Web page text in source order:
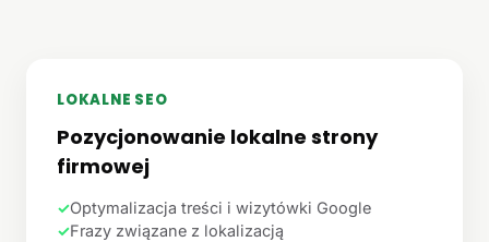
LOKALNE SEO
Pozycjonowanie lokalne strony
firmowej
✓Optymalizacja treści i wizytówki Google
✓Frazy związane z lokalizacją